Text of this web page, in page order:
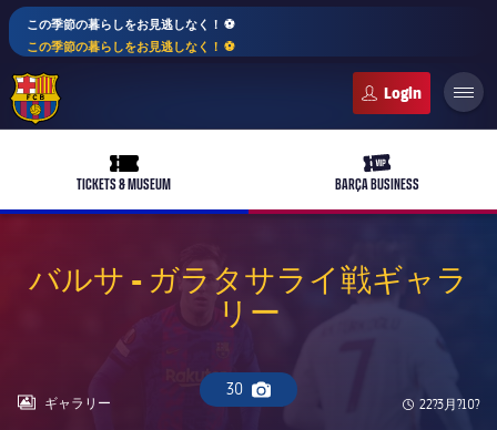
この季節の暮らしをお見逃しなく！ ⚽️
この季節の暮らしをお見逃しなく！ ⚽️
ticket-full
TICKETS & MUSEUM
ticket-vip
BARÇA BUSINESS
女子サッカー
plusicon
label.aria.plus
バルサ - ガラタサライ戦ギャラ
リー
30
Camera icon
LABEL.ARIA.GALLERY
ギャラリー Published
22?3月?10?